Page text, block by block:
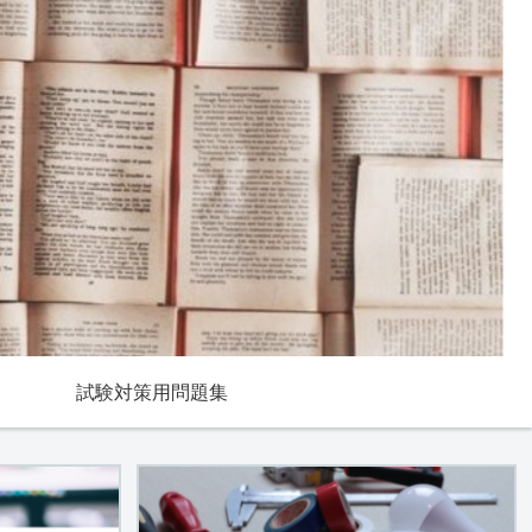
試験対策用問題集